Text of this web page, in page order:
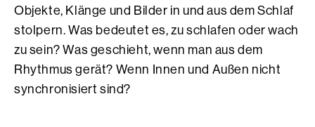
Objekte, Klänge und Bilder in und aus dem Schlaf
stolpern. Was bedeutet es, zu schlafen oder wach
zu sein? Was geschieht, wenn man aus dem
Rhythmus gerät? Wenn Innen und Außen nicht
synchronisiert sind?